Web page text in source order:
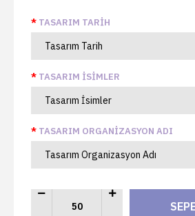
TASARIM TARIH
TASARIM İSIMLER
TASARIM ORGANIZASYON ADI